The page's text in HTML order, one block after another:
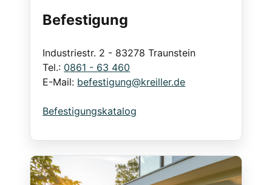
Befestigung
Industriestr. 2 - 83278 Traunstein
Tel.: 0861 - 63 460
E-Mail: befestigung@kreiller.de
Befestigungskatalog